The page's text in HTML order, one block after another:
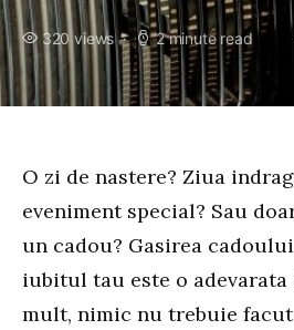
320 views 2 minute read
O zi de nastere? Ziua
eveniment special? Sau
un cadou? Gasirea
iubitul tau este o adevarata
mult, nimic nu trebuie